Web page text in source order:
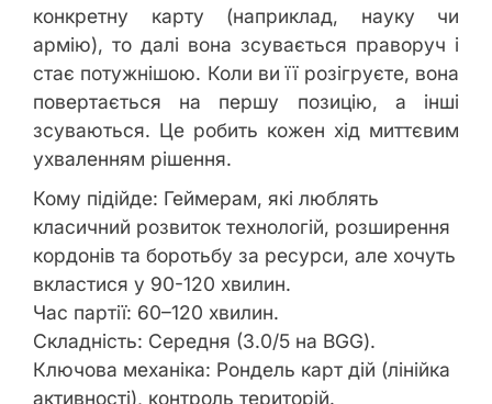
конкретну карту (наприклад, науку чи
армію), то далі вона зсувається праворуч і
стає потужнішою. Коли ви її розігруєте, вона
повертається на першу позицію, а інші
зсуваються. Це робить кожен хід миттєвим
ухваленням рішення.
Кому підійде: Геймерам, які люблять
класичний розвиток технологій, розширення
кордонів та боротьбу за ресурси, але хочуть
вкластися у 90-120 хвилин.
Час партії: 60–120 хвилин.
Складність: Середня (3.0/5 на BGG).
Ключова механіка: Рондель карт дій (лінійка
активності), контроль територій.